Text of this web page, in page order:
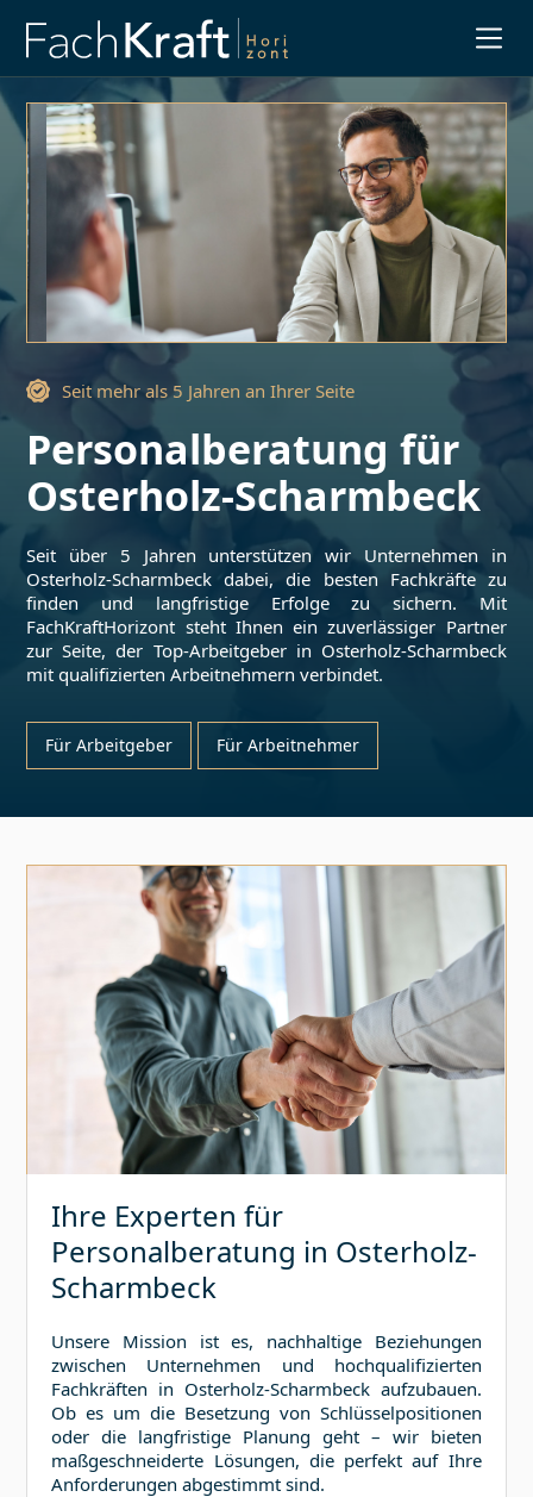
Seit mehr als 5 Jahren an Ihrer Seite
Personalberatung für
Osterholz-Scharmbeck
Seit über 5 Jahren unterstützen wir Unternehmen in
Osterholz-Scharmbeck dabei, die besten Fachkräfte zu
finden und langfristige Erfolge zu sichern. Mit
FachKraftHorizont steht Ihnen ein zuverlässiger Partner
zur Seite, der Top-Arbeitgeber in Osterholz-Scharmbeck
mit qualifizierten Arbeitnehmern verbindet.
Für Arbeitgeber Für Arbeitnehmer
Slide 3 of 3.
Ihre Experten für
Personalberatung in Osterholz-
Scharmbeck
Unsere Mission ist es, nachhaltige Beziehungen
zwischen Unternehmen und hochqualifizierten
Fachkräften in Osterholz-Scharmbeckaufzubauen.
Ob es um die Besetzung von Schlüsselpositionen
oder die langfristige Planung geht – wir bieten
maßgeschneiderte Lösungen, die perfekt auf Ihre
Anforderungen abgestimmt sind.